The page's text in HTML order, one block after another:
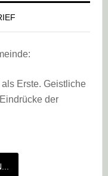
Erste. Geistliche
der